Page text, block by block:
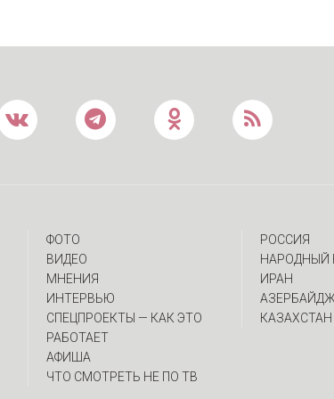
ФОТО
ВИДЕО
МНЕНИЯ
ИНТЕРВЬЮ
CПЕЦПРОЕКТЫ — КАК ЭТО
РАБОТАЕТ
АФИША
ЧТО СМОТРЕТЬ НЕ ПО ТВ
РОССИЯ
НАРОДНЫЙ
ИРАН
КАЗАХСТАН